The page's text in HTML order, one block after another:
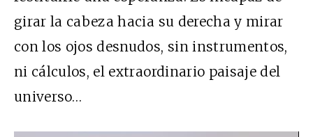
girar la cabeza hacia su derecha y mirar
con los ojos desnudos, sin instrumentos,
ni cálculos, el extraordinario paisaje del
universo…